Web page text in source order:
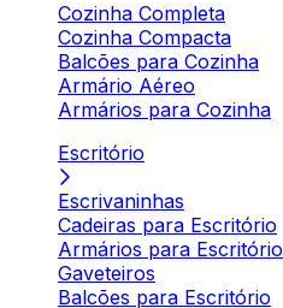
Cozinha Completa
Cozinha Compacta
Balcões para Cozinha
Armário Aéreo
Armários para Cozinha
Escritório
Escrivaninhas
Cadeiras para Escritório
Armários para Escritório
Gaveteiros
Balcões para Escritório